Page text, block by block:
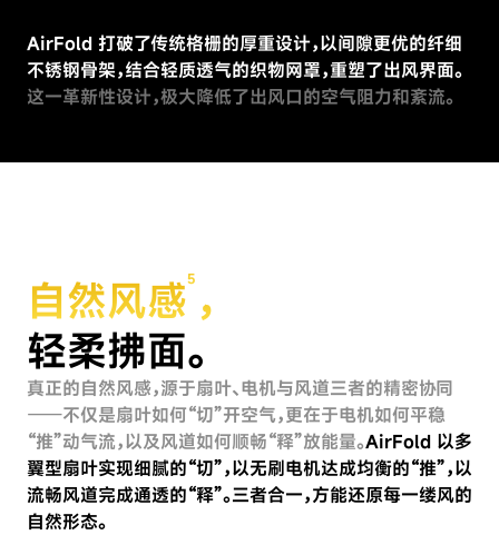
AirFold 打破了传统格栅的厚重设计，以间隙更优的纤细
不锈钢骨架，结合轻质透气的织物网罩，重塑了出风界面。
这一革新性设计，极大降低了出风口的空气阻力和紊流。
自然风感5 ，
轻柔拂面。
真正的自然风感，源于扇叶、电机与风道三者的精密协同
——不仅是扇叶如何“切”开空气，更在于电机如何平稳
“推”动气流，以及风道如何顺畅“释”放能量。AirFold 以多
翼型扇叶实现细腻的“切”，以无刷电机达成均衡的“推”，以
流畅风道完成通透的“释”。三者合一，方能还原每一缕风的
自然形态。